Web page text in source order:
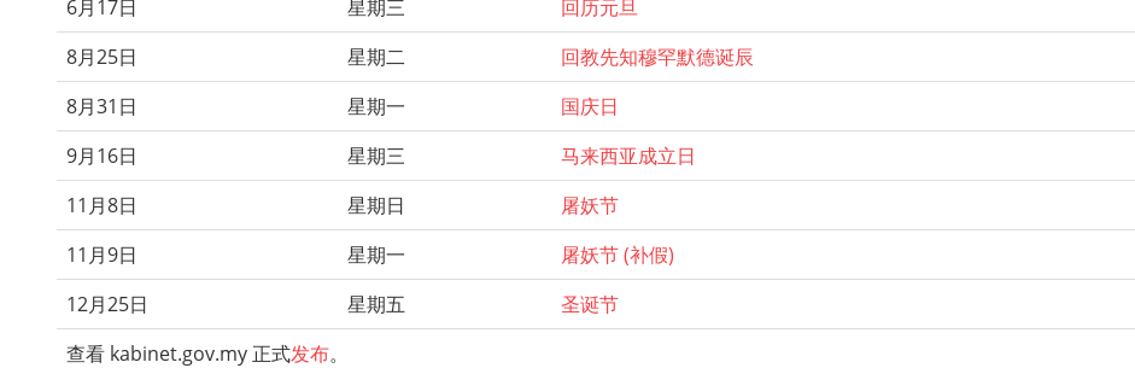
6月17日
星期三
回历元旦
8月25日
星期二
回教先知穆罕默德诞辰
8月31日
星期一
国庆日
9月16日
星期三
马来西亚成立日
11月8日
星期日
屠妖节
11月9日
星期一
屠妖节 (补假)
12月25日
星期五
圣诞节
查看 kabinet.gov.my 正式发布。